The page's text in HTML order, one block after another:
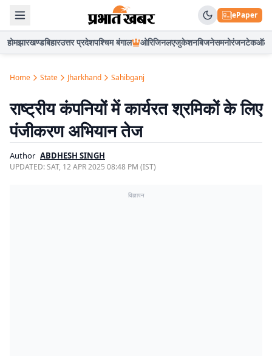
ePaper
होमझारखण्डबिहारउत्तर प्रदेशपश्चिम बंगाल ओरिजिनलएजुकेशनबिजनेसमनोरंजनटेकऑटो
Home State Jharkhand Sahibganj
राष्ट्रीय कंपनियों में कार्यरत श्रमिकों के लिए
पंजीकरण अभियान तेज
Author ABDHESH SINGH
UPDATED:SAT, 12 APR 2025 08:48 PM (IST)
विज्ञापन